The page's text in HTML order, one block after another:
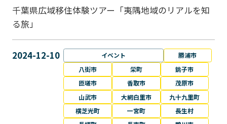
千葉県広域移住体験ツアー「夷隅地域のリアルを知
る旅」
2024-12-10 イベント
勝浦市
八街市
栄町
銚子市
匝瑳市
香取市
茂原市
山武市
大網白里市
九十九里町
横芝光町
一宮町
長生村